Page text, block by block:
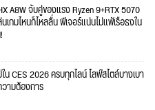
A8W จับคู่ของแรง Ryzen 9+RTX 5070
เกมไหนก็ไหลลื่น ฟีเจอร์แน่นไม่แพ้เรือธงใน
น CES 2026 ครบทุกไลน์ ไลฟ์สไตล์บางเบา
ามต้องการ